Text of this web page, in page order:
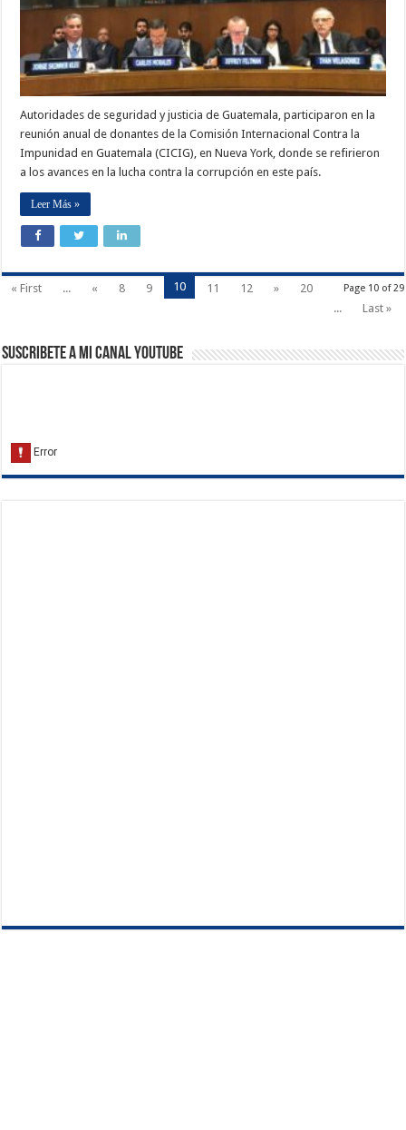
Autoridades de seguridad y justicia de Guatemala, participaron en la
reunión anual de donantes de la Comisión Internacional Contra la
Impunidad en Guatemala (CICIG), en Nueva York, donde se refirieron
a los avances en la lucha contra la corrupción en este país.
Leer Más »
Page 10 of 29
« First ... « 8 9 10 11 12 »
20
...
Last »
Suscribete a Mi Canal Youtube